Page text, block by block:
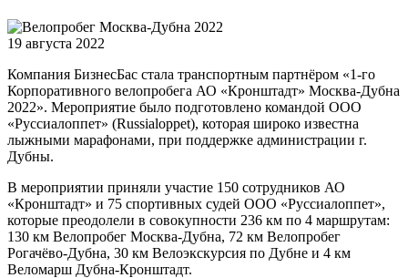
19 августа 2022
Компания БизнесБас стала транспортным партнёром «1-го
Корпоративного велопробега АО «Кронштадт» Москва-Дубна
2022». Мероприятие было подготовлено командой ООО
«Руссиалоппет» (Russialoppet), которая широко известна
лыжными марафонами, при поддержке администрации г.
Дубны.
В мероприятии приняли участие 150 сотрудников АО
«Кронштадт» и 75 спортивных судей ООО «Руссиалоппет»,
которые преодолели в совокупности 236 км по 4 маршрутам:
130 км Велопробег Москва-Дубна, 72 км Велопробег
Рогачёво-Дубна, 30 км Велоэкскурсия по Дубне и 4 км
Веломарш Дубна-Кронштадт.